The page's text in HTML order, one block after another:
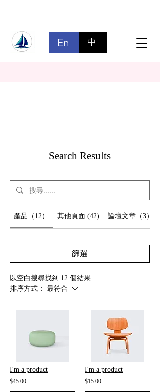
En 中
Search Results
產品（12） 其他頁面 (42) 論壇文章（3）
篩選
以空白搜尋找到 12 個結果
排序方式：
最符合
I'm a product
$45.00
I'm a product
$15.00